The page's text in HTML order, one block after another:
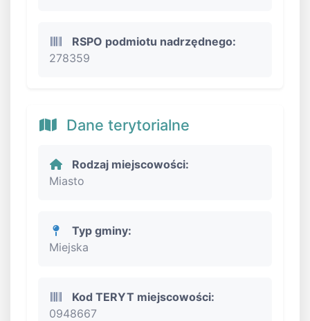
RSPO podmiotu nadrzędnego:
278359
Dane terytorialne
Rodzaj miejscowości:
Miasto
Typ gminy:
Miejska
Kod TERYT miejscowości:
0948667